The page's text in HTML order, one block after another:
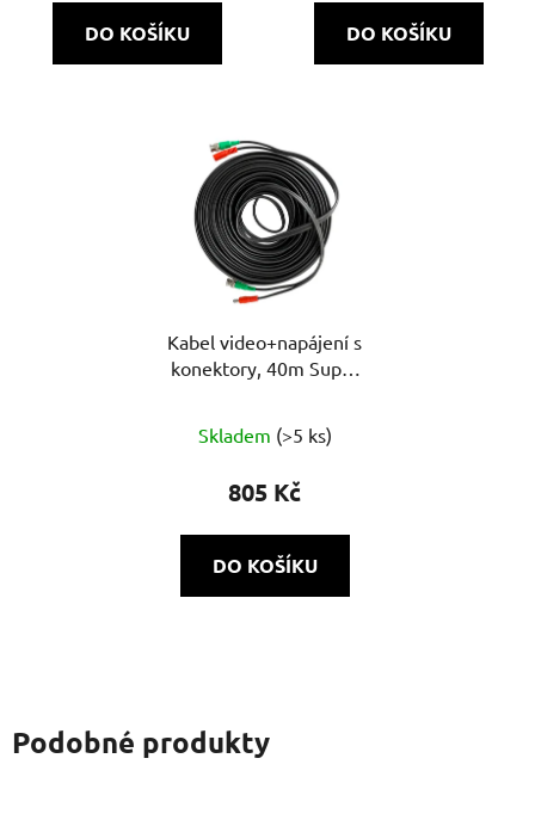
DO KOŠÍKU DO KOŠÍKU
Kabel video+napájení s
konektory, 40m Super
Skladem (>5 ks)
805 Kč
DO KOŠÍKU
Podobné produkty